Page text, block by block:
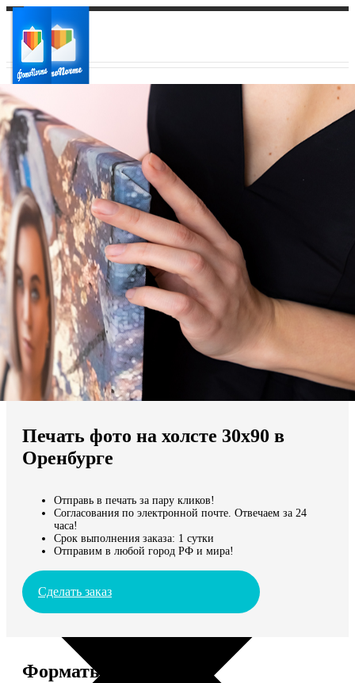
Ваш город:
Ваш регион доставки
Выберите из списка:
Мы доставляем по всему миру
Продолжить без города
Печать фото на холсте 30х90 в
Оренбурге
Отправь в печать за пару кликов!
Согласования по электронной почте. Отвечаем за 24
часа!
Срок выполнения заказа: 1 сутки
Отправим в любой город РФ и мира!
Сделать заказ
Форматы и цены